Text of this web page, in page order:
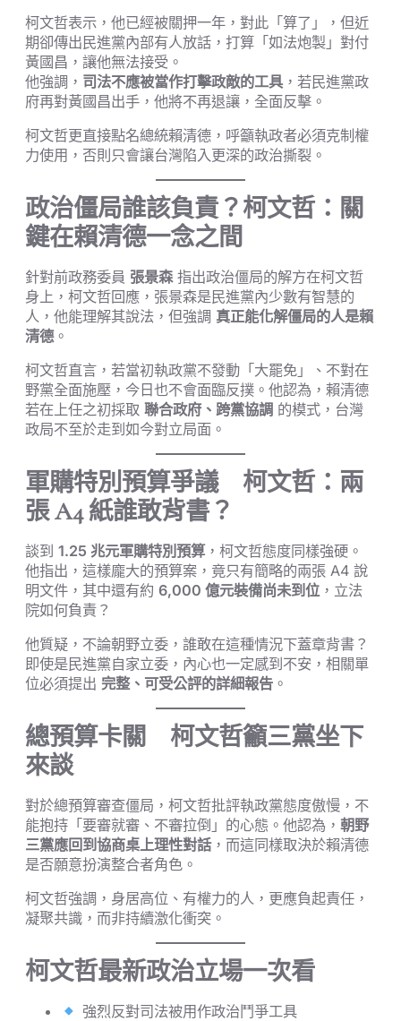
柯文哲表示，他已經被關押一年，對此「算了」，但近
期卻傳出民進黨內部有人放話，打算「如法炮製」對付
黃國昌，讓他無法接受。
他強調， 司法不應被當作打擊政敵的工具 ，若民進黨政
府再對黃國昌出手，他將不再退讓，全面反擊。
柯文哲更直接點名總統賴清德，呼籲執政者必須克制權
力使用，否則只會讓台灣陷入更深的政治撕裂。
政治僵局誰該負責？柯文哲：關
鍵在賴清德一念之間
針對前政務委員 張景森指出政治僵局的解方在柯文哲
身上，柯文哲回應，張景森是民進黨內少數有智慧的
人，他能理解其說法，但強調 真正能化解僵局的人是賴
清德。
柯文哲直言，若當初執政黨不發動「大罷免」、不對在
野黨全面施壓，今日也不會面臨反撲。他認為，賴清德
若在上任之初採取 聯合政府、跨黨協調 的模式，台灣
政局不至於走到如今對立局面。
軍購特別預算爭議 柯文哲：兩
張 A4 紙誰敢背書？
談到 1.25 兆元軍購特別預算，柯文哲態度同樣強硬。
他指出，這樣龐大的預算案，竟只有簡略的兩張 A4 說
明文件，其中還有約 6,000 億元裝備尚未到位，立法
院如何負責？
他質疑，不論朝野立委，誰敢在這種情況下蓋章背書？
即使是民進黨自家立委，內心也一定感到不安，相關單
位必須提出 完整、可受公評的詳細報告 。
總預算卡關 柯文哲籲三黨坐下
來談
對於總預算審查僵局，柯文哲批評執政黨態度傲慢，不
能抱持「要審就審、不審拉倒」的心態。他認為， 朝野
三黨應回到協商桌上理性對話，而這同樣取決於賴清德
是否願意扮演整合者角色。
柯文哲強調，身居高位、有權力的人，更應負起責任，
凝聚共識，而非持續激化衝突。
柯文哲最新政治立場一次看
強烈反對司法被用作政治鬥爭工具